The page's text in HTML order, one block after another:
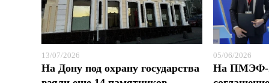
13/07/2026
На Дону под охрану государства
05/06/2026
На ПМЭФ-